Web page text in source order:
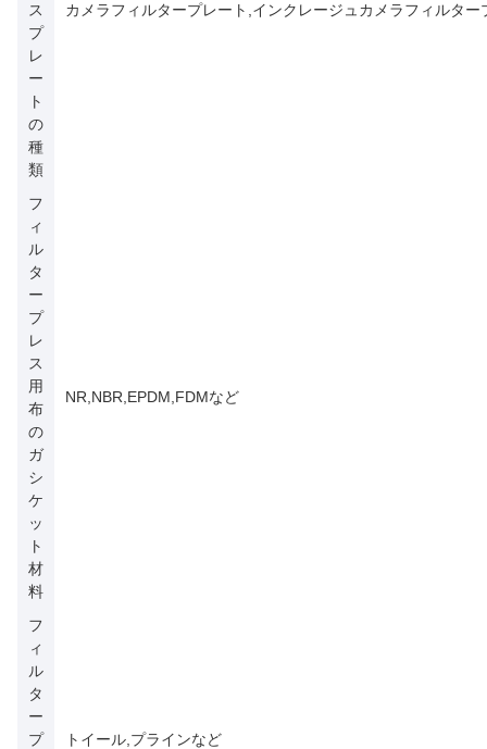
ス
プ
レ
ー
ト
の
種
類
カメラフィルタープレート,インクレージュカメラフィルタ
フ
ィ
ル
タ
ー
プ
レ
ス
用
布
の
ガ
シ
ケ
ッ
ト
材
料
NR,NBR,EPDM,FDMなど
フ
ィ
ル
タ
ー
プ
トイール,プラインなど